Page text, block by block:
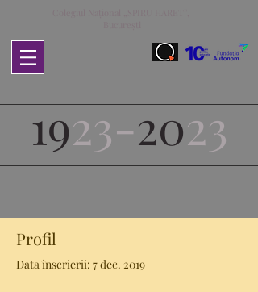
1923-2023
Profil
Data înscrierii: 7 dec. 2019